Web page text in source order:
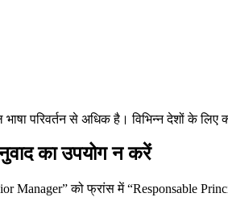
भाषा परिवर्तन से अधिक है। विभिन्न देशों के
का उपयोग न करें
Manager” को फ्रांस में “Responsable